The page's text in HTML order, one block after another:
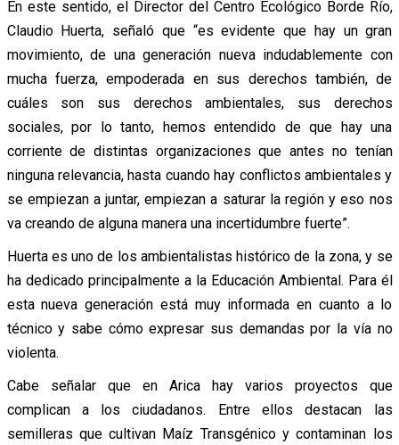
En este sentido, el Director del Centro Ecológico Borde Río,
Claudio Huerta, señaló que “es evidente que hay un gran
movimiento, de una generación nueva indudablemente con
mucha fuerza, empoderada en sus derechos también, de
cuáles son sus derechos ambientales, sus derechos
sociales, por lo tanto, hemos entendido de que hay una
corriente de distintas organizaciones que antes no tenían
ninguna relevancia, hasta cuando hay conflictos ambientales y
se empiezan a juntar, empiezan a saturar la región y eso nos
va creando de alguna manera una incertidumbre fuerte”.
Huerta es uno de los ambientalistas histórico de la zona, y se
ha dedicado principalmente a la Educación Ambiental. Para él
esta nueva generación está muy informada en cuanto a lo
técnico y sabe cómo expresar sus demandas por la vía no
violenta.
Cabe señalar que en Arica hay varios proyectos que
complican a los ciudadanos. Entre ellos destacan las
semilleras que cultivan Maíz Transgénico y contaminan los